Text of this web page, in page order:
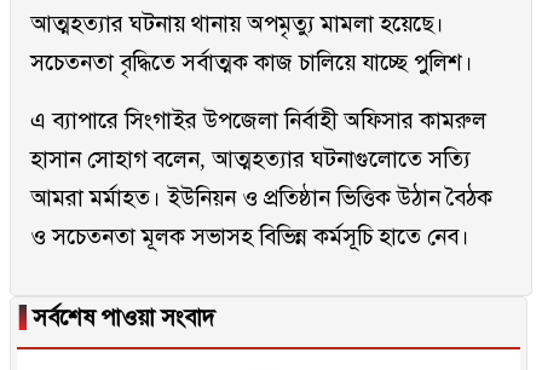
আত্মহত্যার ঘটনায় থানায় অপমৃত্যু মামলা হয়েছে।
সচেতনতা বৃদ্ধিতে সর্বাত্মক কাজ চালিয়ে যাচ্ছে পুলিশ।
এ ব্যাপারে সিংগাইর উপজেলা নির্বাহী অফিসার কামরুল
হাসান সোহাগ বলেন, আত্মহত্যার ঘটনাগুলোতে সত্যি
আমরা মর্মাহত। ইউনিয়ন ও প্রতিষ্ঠান ভিত্তিক উঠান বৈঠক
ও সচেতনতা মূলক সভাসহ বিভিন্ন কর্মসূচি হাতে নেব।
▐সর্বশেষ পাওয়া সংবাদ